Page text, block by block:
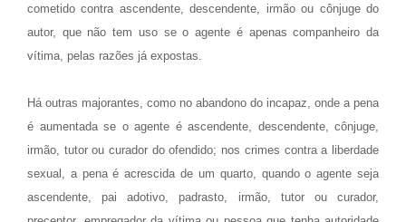
cometido contra ascendente, descendente, irmão ou cônjuge do
autor, que não tem uso se o agente é apenas companheiro da
vítima, pelas razões já expostas.
Há outras majorantes, como no abandono do incapaz, onde a pena
é aumentada se o agente é ascendente, descendente, cônjuge,
irmão, tutor ou curador do ofendido; nos crimes contra a liberdade
sexual, a pena é acrescida de um quarto, quando o agente seja
ascendente, pai adotivo, padrasto, irmão, tutor ou curador,